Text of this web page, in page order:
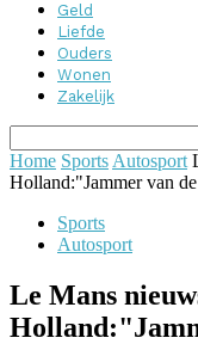
Geld
Liefde
Ouders
Wonen
Zakelijk
Home Sports Autosport
Holland:"Jammer van
Sports
Autosport
Le Mans